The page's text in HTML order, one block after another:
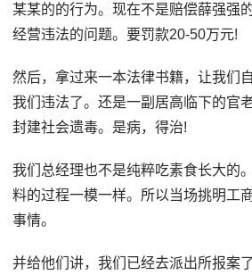
某某的的行为。现在不是赔偿薛强强
经营违法的问题。要罚款20-50万元!
然后，拿过来一本法律书籍，让我们
我们违法了。还是一副居高临下的官
封建社会遗毒。是病，得治!
我们总经理也不是纯粹吃素食长大的
料的过程一模一样。所以当场挑明工
事情。
并给他们讲，我们已经去派出所报案